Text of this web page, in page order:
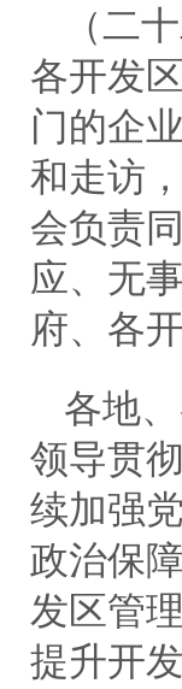
（二
各开发
门的企
和走访
会负责
应、无
府、各
各地
领导贯
续加强
政治保
发区管
提升开